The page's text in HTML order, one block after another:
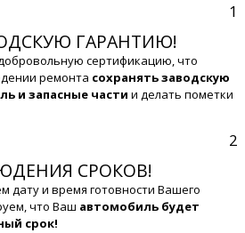
1
ГАРАНТИЮ!
сертификацию, что
ремонта сохранять заводскую
и запасные части и делать пометки
2
СРОКОВ!
дату и время готовности Вашего
что Ваш автомобиль будет
срок!